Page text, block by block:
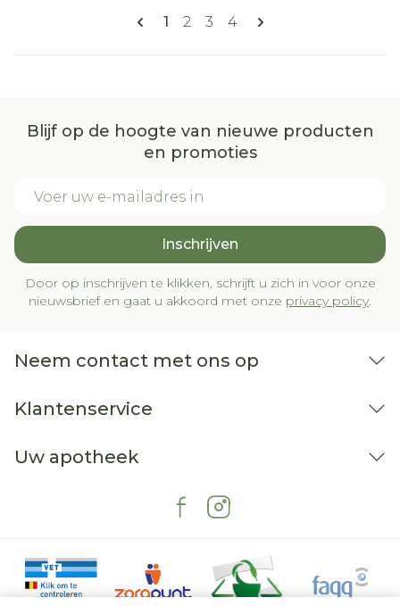
Pagina's
U lees momenteel pagina
1 Pagina
2 Pagina
3 Pagina
4
Blijf op de hoogte van nieuwe producten
en promoties
Inschrijven
Door op inschrijven te klikken, schrijft u zich in voor onze
nieuwsbrief en gaat u akkoord met onze privacy policy.
Neem contact met ons op
Klantenservice
Uw apotheek